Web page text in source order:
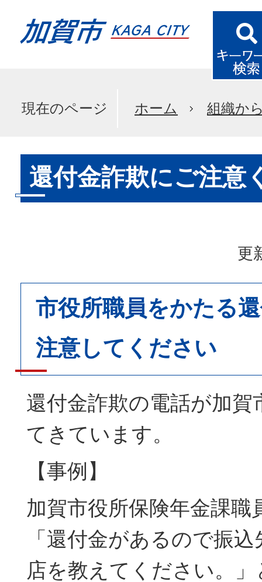
現在のページ ホーム 組織か
還付金詐欺にご注意
更
市役所職員をかたる
注意してください
還付金詐欺の電話が加賀
てきています。
【事例】
加賀市役所保険年金課職
「還付金があるので振
店を教えてください。